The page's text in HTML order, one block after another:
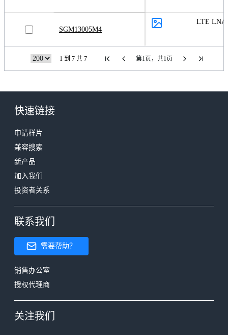
SGM13005M4
LTE LNA
1 到 7 共 7 第1页，共1页
快速链接
申请样片
兼容搜索
新产品
加入我们
投资者关系
联系我们
需要帮助？
销售办公室
授权代理商
关注我们